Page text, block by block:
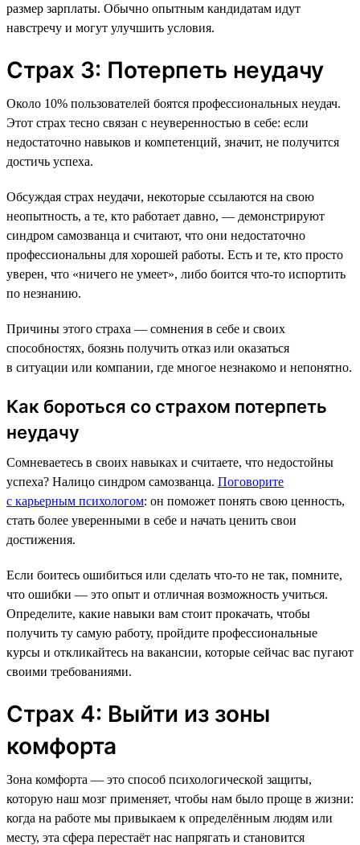
размер зарплаты. Обычно опытным кандидатам идут
навстречу и могут улучшить условия.
Страх 3: Потерпеть неудачу
Около 10% пользователей боятся профессиональных неудач.
Этот страх тесно связан с неуверенностью в себе: если
недостаточно навыков и компетенций, значит, не получится
достичь успеха.
Обсуждая страх неудачи, некоторые ссылаются на свою
неопытность, а те, кто работает давно, — демонстрируют
синдром самозванца и считают, что они недостаточно
профессиональны для хорошей работы. Есть и те, кто просто
уверен, что «ничего не умеет», либо боится что-то испортить
по незнанию.
Причины этого страха — сомнения в себе и своих
способностях, боязнь получить отказ или оказаться
в ситуации или компании, где многое незнакомо и непонятно.
Как бороться со страхом потерпеть
неудачу
Сомневаетесь в своих навыках и считаете, что недостойны
успеха? Налицо синдром самозванца. Поговорите
с карьерным психологом: он поможет понять свою ценность,
стать более уверенными в себе и начать ценить свои
достижения.
Если боитесь ошибиться или сделать что-то не так, помните,
что ошибки — это опыт и отличная возможность учиться.
Определите, какие навыки вам стоит прокачать, чтобы
получить ту самую работу, пройдите профессиональные
курсы и откликайтесь на вакансии, которые сейчас вас пугают
своими требованиями.
Страх 4: Выйти из зоны
комфорта
Зона комфорта — это способ психологической защиты,
которую наш мозг применяет, чтобы нам было проще в жизни:
когда на работе мы привыкаем к определённым людям или
месту, эта сфера перестаёт нас напрягать и становится